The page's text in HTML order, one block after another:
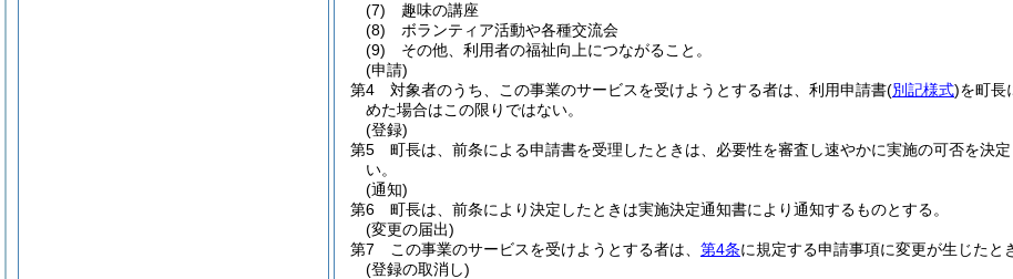
(7) 趣味の講座
(8) ボランティア活動や各種交流会
(9) その他、利用者の福祉向上につながること。
(申請)
第4 対象者のうち、この事業のサービスを受けようとする者は、利用申請書(別記様式)を町長
めた場合はこの限りではない。
(登録)
第5 町長は、前条による申請書を受理したときは、必要性を審査し速やかに実施の可否を決
い。
(通知)
第6 町長は、前条により決定したときは実施決定通知書により通知するものとする。
(変更の届出)
第7 この事業のサービスを受けようとする者は、 第4条に規定する申請事項に変更が生じたと
(登録の取消し)